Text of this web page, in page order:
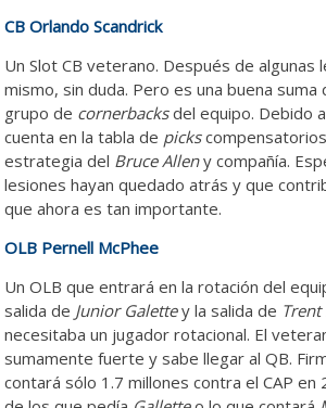
CB Orlando Scandrick
Un Slot CB veterano. Después de algunas
mismo, sin duda. Pero es una buena
grupo de cornerbacksdel equipo. Debido
cuenta en la tabla de picks
estrategia del Bruce Alleny compañía.
lesiones hayan quedado atrás y que
que ahora es tan importante.
OLB Pernell McPhee
Un OLB que entrará en la rotación del
salida de Junior Galettey la salida de
necesitaba un jugador rotacional. El
sumamente fuerte y sabe llegar al QB.
contará sólo 1.7 millones contra el CAP en